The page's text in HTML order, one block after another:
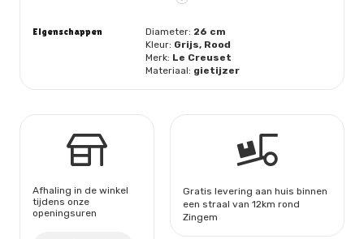
Eigenschappen Diameter: 26 cm
Kleur: Grijs, Rood
Merk: Le Creuset
Materiaal: gietijzer
Afhaling in de winkel
tijdens onze
openingsuren
Gratis levering aan huis binnen
een straal van 12km rond
Zingem